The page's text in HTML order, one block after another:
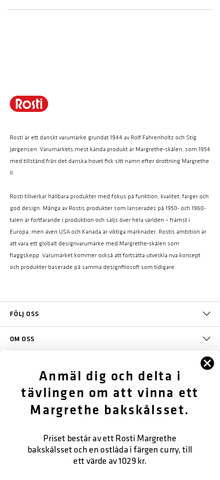
Rosti är ett danskt varumärke grundat 1944 av Rolf Fahrenholtz och Stig
Jørgensen. Varumärkets mest kända produkt är Margrethe-skålen, som 1954
med tillstånd från det danska hovet fick sitt namn efter drottning Margrethe
Rosti tillverkar hållbara produkter med fokus på funktion, kvalitet, färger och
god design. Många av Rostis produkter som lanserades på 1950- och 1960-
talen är fortfarande i produktion och säljs över hela världen – främst i
Europa, men även USA och Kanada är viktiga marknader. Rostis ambition är
att vara ett globalt designvarumärke med Margrethe-skålen som
flaggskepp. Varumärket kommer också att fortsätta utveckla nya koncept
och produkter baserade på samma designfilosofi som tidigare.
FÖLJ OSS
OM OSS
KONTAKTA OSS
Anmäl dig och delta i
tävlingen om att vinna ett
Margrethe bakskålsset.
Priset består av ett Rosti Margrethe
bakskålsset och en ostlåda i färgen curry, till
ett värde av 1029 kr.